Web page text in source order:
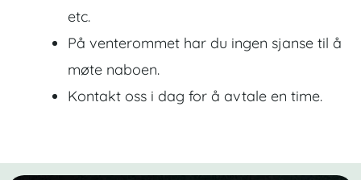
etc.
På venterommet har du ingen sjanse til å
møte naboen.
Kontakt oss i dag for å avtale en time.